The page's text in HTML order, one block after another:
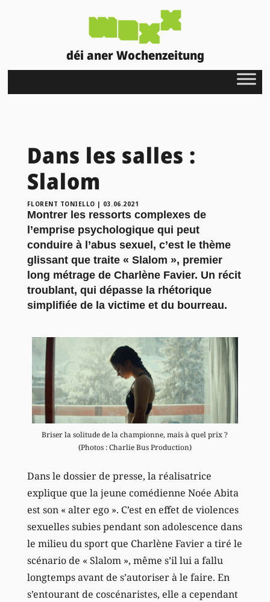
déi aner Wochenzeitung
Dans les salles :
Slalom
FLORENT TONIELLO | 03.06.2021
Montrer les ressorts complexes de
l’emprise psychologique qui peut
conduire à l’abus sexuel, c’est le thème
glissant que traite « Slalom », premier
long métrage de Charlène Favier. Un récit
troublant, qui dépasse la rhétorique
simplifiée de la victime et du bourreau.
Briser la solitude de la championne, mais à quel prix ?
(Photos : Charlie Bus Production)
Dans le dossier de presse, la réalisatrice
explique que la jeune comédienne Noée Abita
est son « alter ego ». C’est en effet de violences
sexuelles subies pendant son adolescence dans
le milieu du sport que Charlène Favier a tiré le
scénario de « Slalom », même s’il lui a fallu
longtemps avant de s’autoriser à le faire. En
s’entourant de coscénaristes, elle a cependant